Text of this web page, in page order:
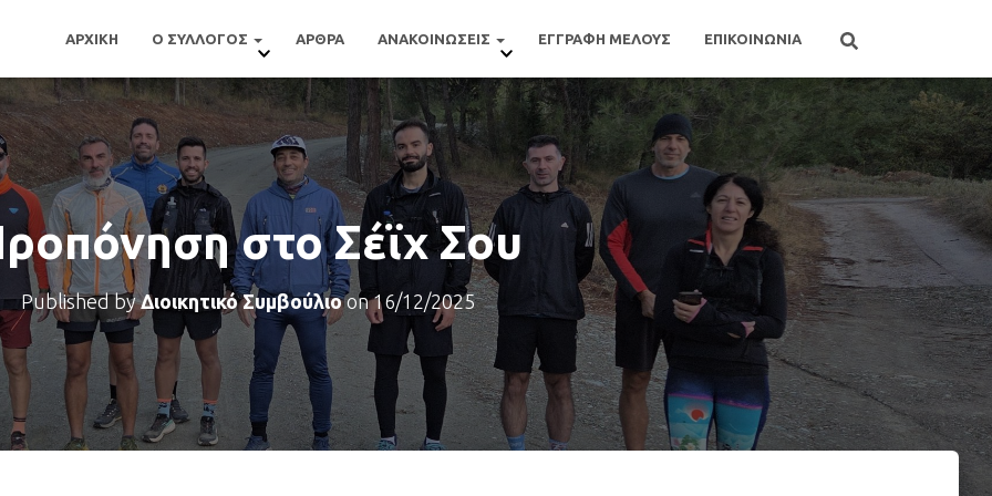
ΑΡΧΙΚΗ Ο ΣΥΛΛΟΓΟΣ ΑΡΘΡΑ ΑΝΑΚΟΙΝΩΣΕΙΣ ΕΓΓΡΑΦΗ ΜΕΛΟΥΣ ΕΠΙΚΟΙΝΩΝΙΑ
στο Σέϊχ Σου
Published byΔιοικητικό Συμβούλιοon16/12/2025